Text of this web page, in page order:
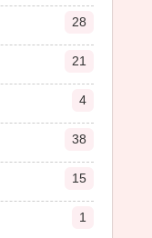
28
21
4
38
15
1